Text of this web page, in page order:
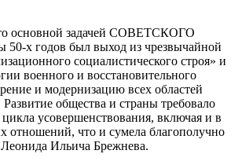
основной задачей СОВЕТСКОГО
х годов был выход из чрезвычайной
социалистического строя» и
военного и восстановительного
и модернизацию всех областей
общества и страны требовало
усовершенствования, включая и в
отношений, что и сумела благополучно
Ильича Брежнева.